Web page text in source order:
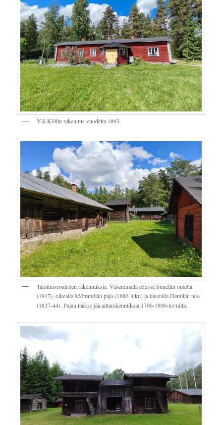
Ylä-Köllin rakennus vuodelta 1863.
Talomuseoalueen rakennuksia. Vasemmalla edessä Sunellin ometta
(1917), oikealla Mömmölän paja (1880-luku) ja taustalla Hentilän talo
(1837-44). Pajan taakse jää aittarakennuksia 1700-1800-luvuilta.